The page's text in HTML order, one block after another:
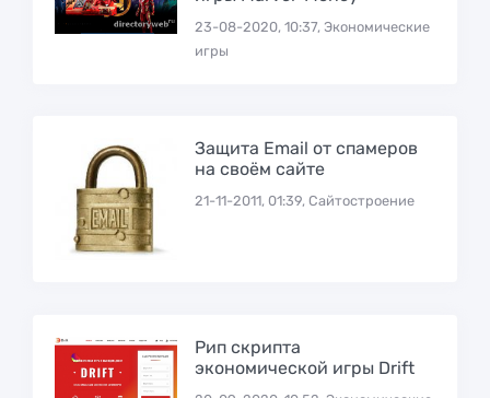
23-08-2020, 10:37, Экономические
игры
Защита Email от спамеров
на своём сайте
21-11-2011, 01:39, Сайтостроение
Рип скрипта
экономической игры Drift